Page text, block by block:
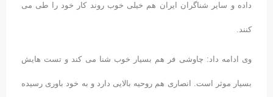
داده و سایر شناگران ایران هم خیلی خوب روند کار خود را طی می
کنند.
وی ادامه داد: چاوشی فر هم بسیار خوب شنا می کند و تست هایش
بسیار موثر است. انصاری هم روحیه بالایی دارد و به خود باوری رسیده